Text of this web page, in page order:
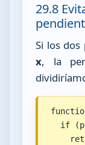
29.8
Si los
x, la
if